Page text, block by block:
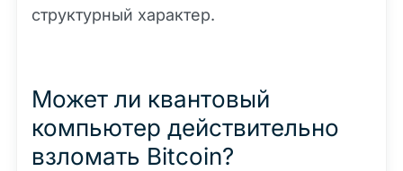
структурный характер.
Может ли квантовый
компьютер действительно
взломать Bitcoin?